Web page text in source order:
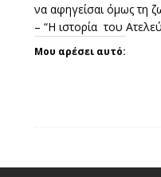
να αφηγείσαι όμως τη
– “Η ιστορία του
Μου αρέσει αυτό: